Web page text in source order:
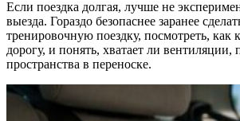
Если поездка долгая, лучше не
выезда. Гораздо безопаснее заранее
тренировочную поездку, посмотреть, как
дорогу, и понять, хватает ли
пространства в переноске.